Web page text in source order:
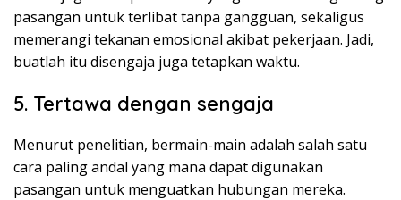
pasangan untuk terlibat tanpa gangguan, sekaligus
memerangi tekanan emosional akibat pekerjaan. Jadi,
buatlah itu disengaja juga tetapkan waktu.
5. Tertawa dengan sengaja
Menurut penelitian, bermain-main adalah salah satu
cara paling andal yang mana dapat digunakan
pasangan untuk menguatkan hubungan mereka.